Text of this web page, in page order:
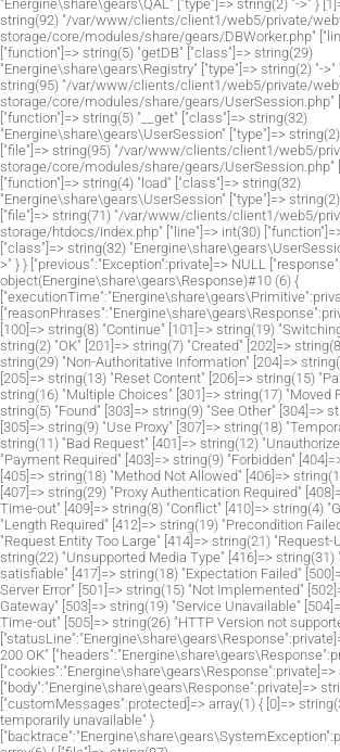
"Energine\share\gears\QAL" ["type"]=> string(2) "->" }
string(92) "/var/www/clients/client1/web5/private/
storage/core/modules/share/gears/DBWorker.php"
["function"]=> string(5) "getDB" ["class"]=> string(29)
"Energine\share\gears\Registry" ["type"]=> string(2) "->"
string(95) "/var/www/clients/client1/web5/private/
storage/core/modules/share/gears/UserSession.php"
["function"]=> string(5) "__get" ["class"]=> string(32)
"Energine\share\gears\UserSession" ["type"]=> string(2)
["file"]=> string(95) "/var/www/clients/client1/web5/
storage/core/modules/share/gears/UserSession.php"
["function"]=> string(4) "load" ["class"]=> string(32)
"Energine\share\gears\UserSession" ["type"]=> string(2)
["file"]=> string(71) "/var/www/clients/client1/web5/
storage/htdocs/index.php" ["line"]=> int(30)
["class"]=> string(32)
>" } } ["previous":"Exception":private]=> NULL
object(Energine\share\gears\Response)#10 (6) {
[100]=> string(8) "Continue" [101]=> string(19)
string(2) "OK" [201]=> string(7) "Created" [202]=>
string(29) "Non-Authoritative Information" [204]=>
[205]=> string(13) "Reset Content" [206]=> string(15)
string(16) "Multiple Choices" [301]=> string(17) "Moved
string(5) "Found" [303]=> string(9) "See Other" [304]=>
[305]=> string(9) "Use Proxy" [307]=> string(18)
string(11) "Bad Request" [401]=> string(12)
"Payment Required" [403]=> string(9) "Forbidden"
[405]=> string(18) "Method Not Allowed" [406]=>
[407]=> string(29) "Proxy Authentication Required"
Time-out" [409]=> string(8) "Conflict" [410]=> string(4)
"Length Required" [412]=> string(19) "Precondition
"Request Entity Too Large" [414]=> string(21) "Request-
string(22) "Unsupported Media Type" [416]=> string(31)
satisfiable" [417]=> string(18) "Expectation Failed"
Server Error" [501]=> string(15) "Not Implemented"
Gateway" [503]=> string(19) "Service Unavailable"
Time-out" [505]=> string(26) "HTTP Version not
200 OK"
["cookies":"Energine\share\gears\Response":private]=>
["body":"Energine\share\gears\Response":private]=>
["customMessages":protected]=> array(1) { [0]=>
temporarily unavailable" }